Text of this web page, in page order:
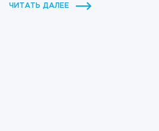
ЧИТАТЬ ДАЛЕЕ